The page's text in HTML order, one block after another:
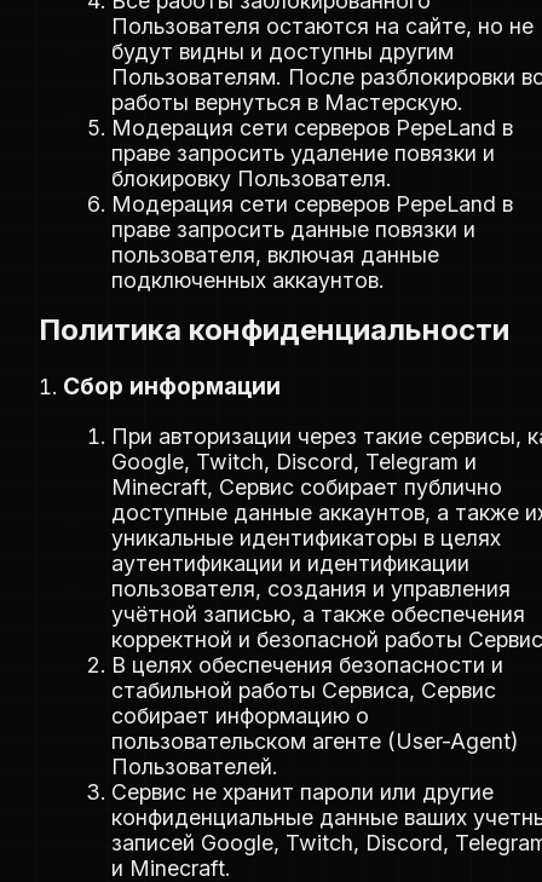
Пользователя остаются на сайте, но не
будут видны и доступны другим
Пользователям. После разблокировки
работы вернуться в Мастерскую.
Модерация сети серверов PepeLand в
праве запросить удаление повязки и
блокировку Пользователя.
Модерация сети серверов PepeLand в
праве запросить данные повязки и
пользователя, включая данные
подключенных аккаунтов.
Политика конфиденциальности
Сбор информации
При авторизации через такие сервисы,
Google, Twitch, Discord, Telegram и
Minecraft, Сервис собирает публично
доступные данные аккаунтов, а также
уникальные идентификаторы в целях
аутентификации и идентификации
пользователя, создания и управления
учётной записью, а также обеспечения
корректной и безопасной работы
В целях обеспечения безопасности и
стабильной работы Сервиса, Сервис
собирает информацию о
пользовательском агенте (User-Agent)
Пользователей.
Сервис не хранит пароли или другие
конфиденциальные данные ваших
записей Google, Twitch, Discord,
и Minecraft.